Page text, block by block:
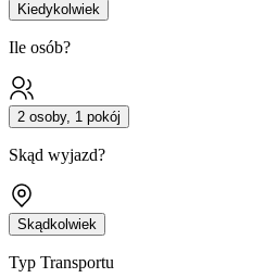
Kiedykolwiek
Ile osób?
2 osoby, 1 pokój
Skąd wyjazd?
Skądkolwiek
Typ Transportu